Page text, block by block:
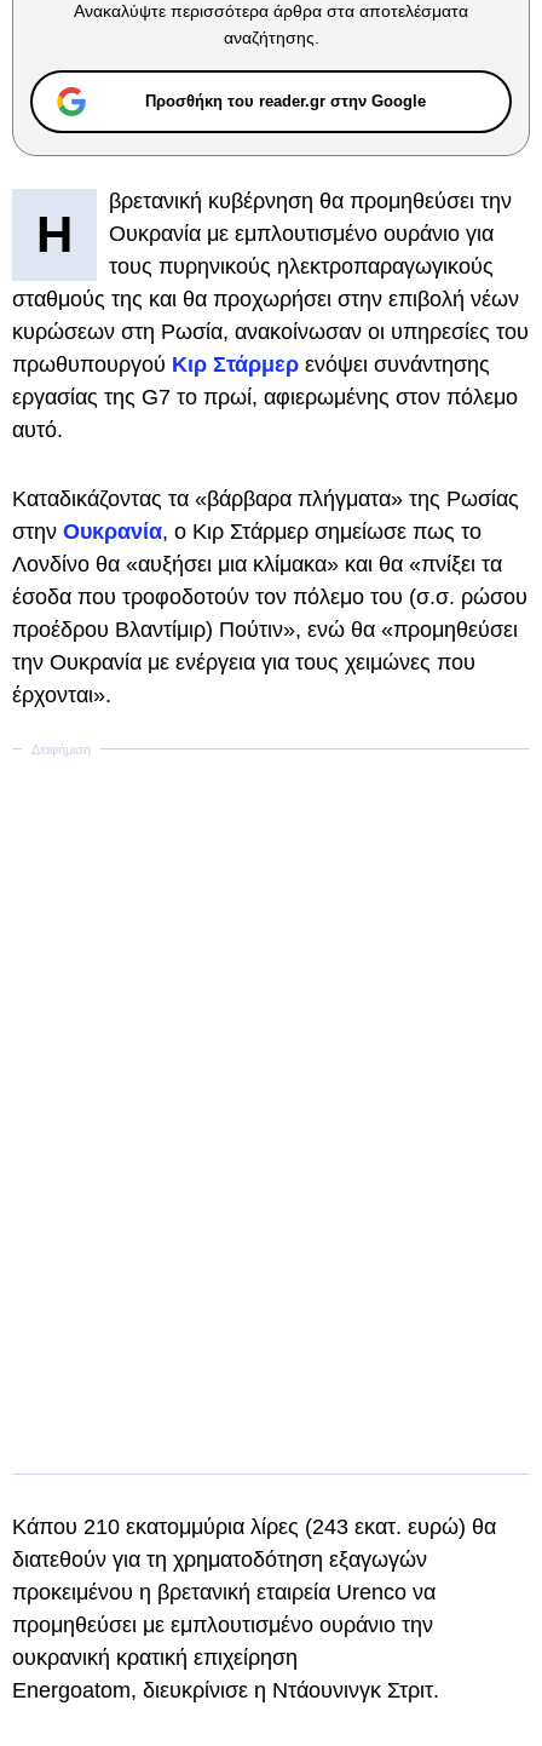
Ανακαλύψτε περισσότερα άρθρα στα αποτελέσματα
αναζήτησης.
Προσθήκη του reader.gr στην Google
Η
βρετανική κυβέρνηση θα προμηθεύσει την
Ουκρανία με εμπλουτισμένο ουράνιο για
τους πυρηνικούς ηλεκτροπαραγωγικούς
σταθμούς της και θα προχωρήσει στην επιβολή νέων
κυρώσεων στη Ρωσία, ανακοίνωσαν οι υπηρεσίες του
πρωθυπουργού Κιρ Στάρμερ ενόψει συνάντησης
εργασίας της G7 το πρωί, αφιερωμένης στον πόλεμο
αυτό.
Καταδικάζοντας τα «βάρβαρα πλήγματα» της Ρωσίας
στην Ουκρανία, ο Κιρ Στάρμερ σημείωσε πως το
Λονδίνο θα «αυξήσει μια κλίμακα» και θα «πνίξει τα
έσοδα που τροφοδοτούν τον πόλεμο του (σ.σ. ρώσου
προέδρου Βλαντίμιρ) Πούτιν», ενώ θα «προμηθεύσει
την Ουκρανία με ενέργεια για τους χειμώνες που
έρχονται».
Κάπου 210 εκατομμύρια λίρες (243 εκατ. ευρώ) θα
διατεθούν για τη χρηματοδότηση εξαγωγών
προκειμένου η βρετανική εταιρεία Urenco να
προμηθεύσει με εμπλουτισμένο ουράνιο την
ουκρανική κρατική επιχείρηση
Energoatom, διευκρίνισε η Ντάουνινγκ Στριτ.